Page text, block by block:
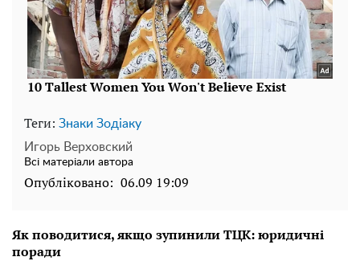
Теги: Знаки Зодіаку
Игорь Верховский
Всі матеріали автора
Опубліковано: 06.09 19:09
Як поводитися, якщо зупинили ТЦК: юридичні
поради